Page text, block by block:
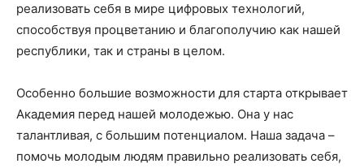
реализовать себя в мире цифровых технологий,
способствуя процветанию и благополучию как нашей
республики, так и страны в целом.
Особенно большие возможности для старта открывает
Академия перед нашей молодежью. Она у нас
талантливая, с большим потенциалом. Наша задача –
помочь молодым людям правильно реализовать себя,